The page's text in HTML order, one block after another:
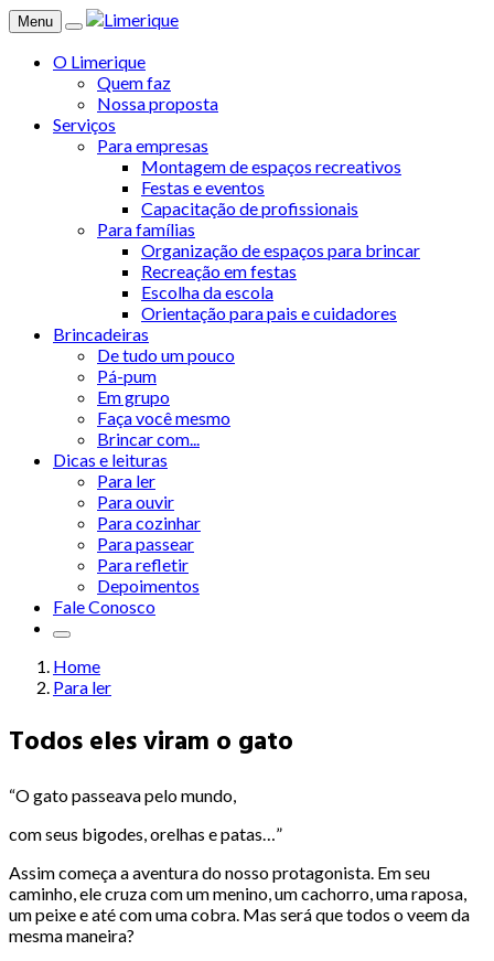
Menu
O Limerique
Quem faz
Nossa proposta
Serviços
Para empresas
Montagem de espaços recreativos
Festas e eventos
Capacitação de profissionais
Para famílias
Organização de espaços para brincar
Recreação em festas
Escolha da escola
Orientação para pais e cuidadores
Brincadeiras
De tudo um pouco
Pá-pum
Em grupo
Faça você mesmo
Brincar com...
Dicas e leituras
Para ler
Para ouvir
Para cozinhar
Para passear
Para refletir
Depoimentos
Fale Conosco
Home
Para ler
Todos eles viram o gato
“O gato passeava pelo mundo,
com seus bigodes, orelhas e patas…”
Assim começa a aventura do nosso protagonista. Em seu
caminho, ele cruza com um menino, um cachorro, uma raposa,
um peixe e até com uma cobra. Mas será que todos o veem da
mesma maneira?